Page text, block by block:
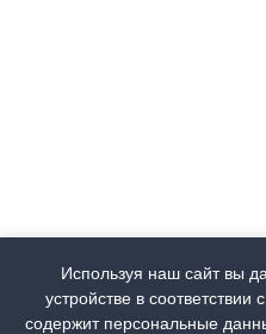
Используя наш сайт вы
устройстве в соответствии
содержит персональные